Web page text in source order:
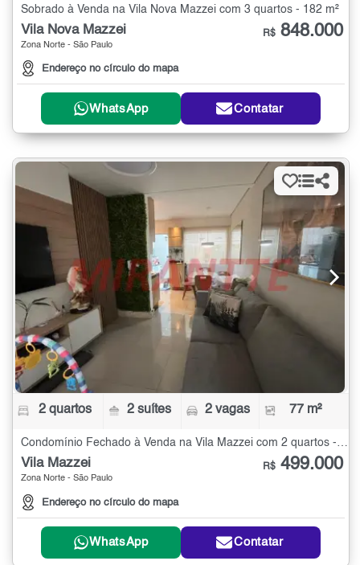
Sobrado à Venda na Vila Nova Mazzei com 3 quartos - 182 m²
Vila Nova Mazzei
Zona Norte - São Paulo
Endereço no círculo do mapa
R$ 848.000
WhatsApp Contatar
2 quartos 2 suítes 2 vagas 77 m²
Condomínio Fechado à Venda na Vila Mazzei com 2 quartos - 77 m²
Vila Mazzei
Zona Norte - São Paulo
Endereço no círculo do mapa
R$ 499.000
WhatsApp Contatar